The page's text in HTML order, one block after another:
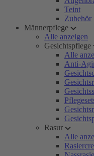
Teint
Zubehör
Männerpflege
Alle anzeigen
Gesichtspflege
Alle
Anti-
Rasur
Alle